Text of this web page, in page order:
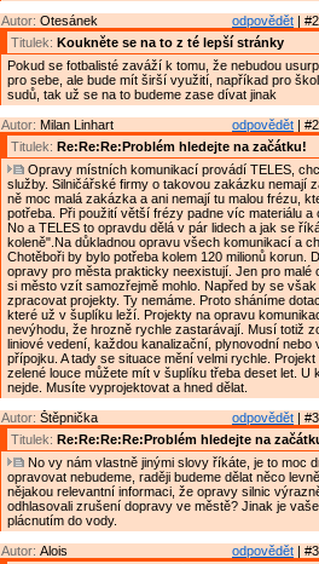
odpovědět |
Autor: Otesánek
Titulek: Koukněte se na to z té lepší stránky
Pokud se fotbalisté zaváží k tomu, že nebudou
pro sebe, ale bude mít širší využití, napříkad pro
sudů, tak už se na to budeme zase dívat jinak
odpovědět |
Autor: Milan Linhart
Titulek: Re:Re:Re:Problém hledejte na začátku!
Opravy místních komunikací provádí TELES,
služby. Silničářské firmy o takovou zakázku nemají
ně moc malá zakázka a ani nemají tu malou frézu,
potřeba. Při použití větší frézy padne víc materiálu a
No a TELES to opravdu dělá v pár lidech a jak se
koleně".Na důkladnou opravu všech komunikací a
Chotěboři by bylo potřeba kolem 120 milionů korun.
opravy pro města prakticky neexistují. Jen pro malé
si město vzít samozřejmě mohlo. Napřed by se
zpracovat projekty. Ty nemáme. Proto sháníme
které už v šuplíku leží. Projekty na opravu
nevýhodu, že hrozně rychle zastarávají. Musí totiž
liniové vedení, každou kanalizační, plynovodní nebo
přípojku. A tady se situace mění velmi rychle.
zelené louce můžete mít v šuplíku třeba deset let. U
nejde. Musíte vyprojektovat a hned dělat.
odpovědět |
Autor: Štěpnička
Titulek: Re:Re:Re:Re:Problém hledejte na
No vy nám vlastně jinými slovy říkáte, je to moc
opravovat nebudeme, raději budeme dělat něco
nějakou relevantní informaci, že opravy silnic
odhlasovali zrušení dopravy ve městě? Jinak je
plácnutím do vody.
odpovědět |
Autor: Alois